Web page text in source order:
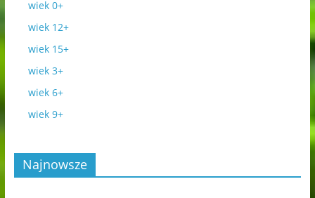
wiek 0+
wiek 12+
wiek 15+
wiek 3+
wiek 6+
wiek 9+
Najnowsze